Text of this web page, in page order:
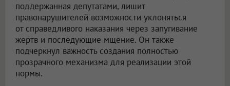
поддержанная депутатами, лишит
правонарушителей возможности уклоняться
от справедливого наказания через запугивание
жертв и последующие мщение. Он также
подчеркнул важность создания полностью
прозрачного механизма для реализации этой
нормы.